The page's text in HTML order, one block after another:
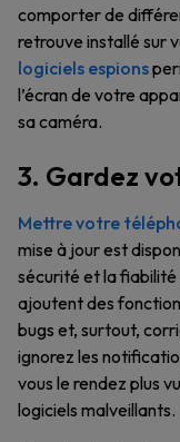
comporter de
retrouve installé sur
logiciels espions
l’écran de votre
sa caméra.
3. Gardez
Mettre votre
mise à jour est
sécurité et la fiabilité
ajoutent des
bugs et, surtout,
ignorez les
vous le rendez plus
logiciels malveillants.